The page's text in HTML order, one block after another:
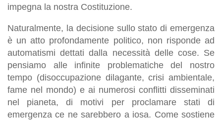
impegna la nostra Costituzione.
Naturalmente, la decisione sullo stato di emergenza
è un atto profondamente politico, non risponde ad
automatismi dettati dalla necessità delle cose. Se
pensiamo alle infinite problematiche del nostro
tempo (disoccupazione dilagante, crisi ambientale,
fame nel mondo) e ai numerosi conflitti disseminati
nel pianeta, di motivi per proclamare stati di
emergenza ce ne sarebbero a iosa. Come sostiene